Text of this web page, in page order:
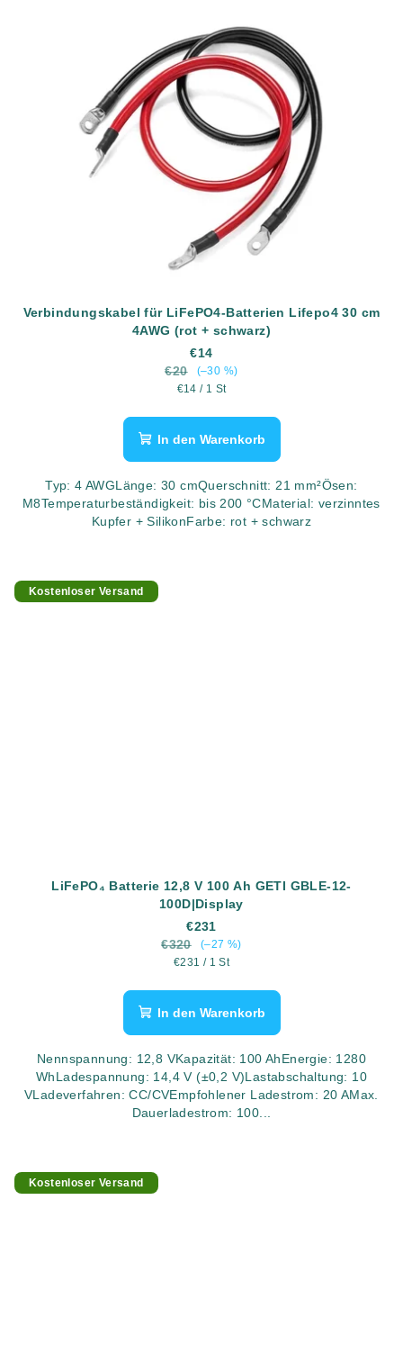
Verbindungskabel für LiFePO4-Batterien Lifepo4 30 cm
4AWG (rot + schwarz)
€14
€20
(–30 %)
Verkaufspreis:
€14 / 1 St
In den Warenkorb
Typ: 4 AWGLänge: 30 cmQuerschnitt: 21 mm²Ösen:
M8Temperaturbeständigkeit: bis 200 °CMaterial: verzinntes
Kupfer + SilikonFarbe: rot + schwarz
Kostenloser Versand
LiFePO₄ Batterie 12,8 V 100 Ah GETI GBLE-12-
100D|Display
€231
€320
(–27 %)
Verkaufspreis:
€231 / 1 St
In den Warenkorb
Nennspannung: 12,8 VKapazität: 100 AhEnergie: 1280
WhLadespannung: 14,4 V (±0,2 V)Lastabschaltung: 10
VLadeverfahren: CC/CVEmpfohlener Ladestrom: 20 AMax.
Dauerladestrom: 100...
Kostenloser Versand